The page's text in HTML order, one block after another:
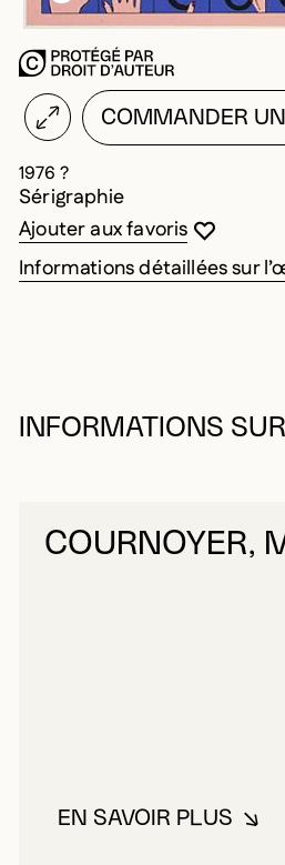
COMMANDER
1976 ?
Sérigraphie
Vous devez être
Fermer la modale
Ouvrir la modale
Ajouter aux favoris
Informations détaillées sur
INFORMATIONS
COURNOYER,
EN SAVOIR PLUS
À PROPOS